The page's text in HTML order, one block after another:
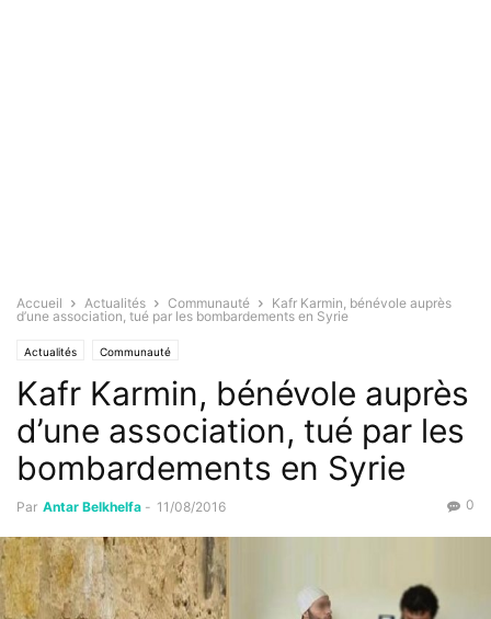
Accueil Actualités Communauté
Kafr Karmin, bénévole auprès
d’une association, tué par les bombardements en Syrie
Actualités Communauté
Kafr Karmin, bénévole auprès
d’une association, tué par les
bombardements en Syrie
Par Antar Belkhelfa - 11/08/2016 0